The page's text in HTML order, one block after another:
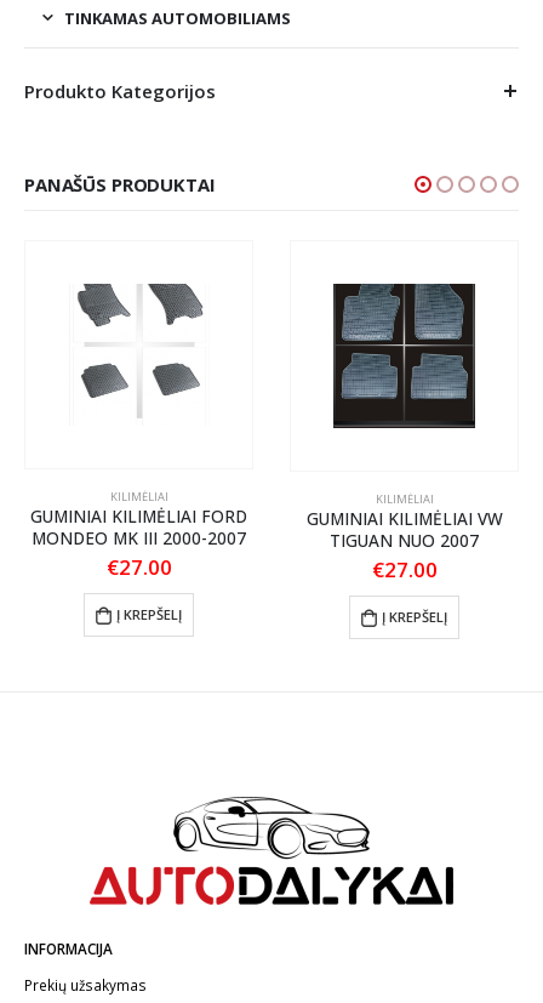
TINKAMAS AUTOMOBILIAMS
Produkto Kategorijos
PANAŠŪS PRODUKTAI
KILIMĖLIAI
GUMINIAI KILIMĖLIAI FORD
MONDEO MK III 2000-2007
€27.00
Į KREPŠELĮ
KILIMĖLIAI
GUMINIAI KILIMĖLIAI VW
TIGUAN NUO 2007
€27.00
Į KREPŠELĮ
INFORMACIJA
Prekių užsakymas